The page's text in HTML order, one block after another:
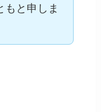
もと申しま